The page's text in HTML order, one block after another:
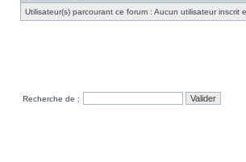
Utilisateur(s) parcourant ce forum : Aucun utilisateur inscrit
Recherche de :